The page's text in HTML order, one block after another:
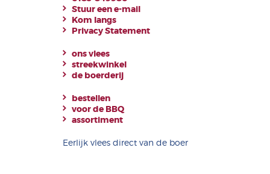
Stuur een e-mail
Kom langs
Privacy Statement
ons vlees
streekwinkel
de boerderij
bestellen
voor de BBQ
assortiment
Eerlijk vlees direct van de boer